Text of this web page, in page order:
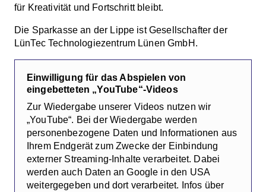
für Kreativität und Fortschritt bleibt.
Die Sparkasse an der Lippe ist Gesellschafter der
LünTec Technologiezentrum Lünen GmbH.
Einwilligung für das Abspielen von
eingebetteten „YouTube“-Videos
Zur Wiedergabe unserer Videos nutzen wir
„YouTube“. Bei der Wiedergabe werden
personenbezogene Daten und Informationen aus
Ihrem Endgerät zum Zwecke der Einbindung
externer Streaming-Inhalte verarbeitet. Dabei
werden auch Daten an Google in den USA
weitergegeben und dort verarbeitet. Infos über